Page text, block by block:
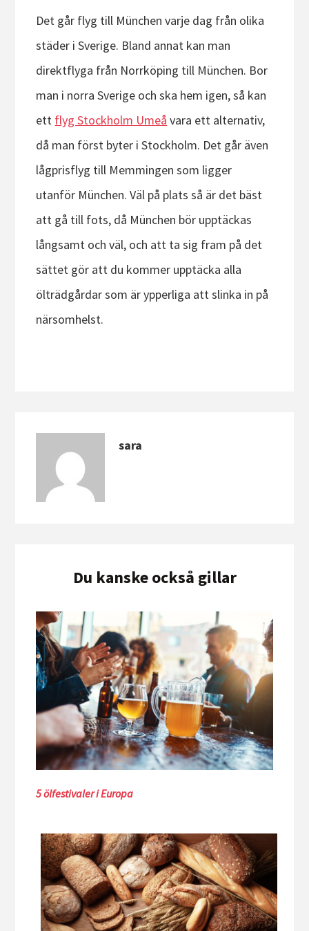
Det går flyg till München varje dag från olika
städer i Sverige. Bland annat kan man
direktflyga från Norrköping till München. Bor
man i norra Sverige och ska hem igen, så kan
ett flyg Stockholm Umeå vara ett alternativ,
då man först byter i Stockholm. Det går även
lågprisflyg till Memmingen som ligger
utanför München. Väl på plats så är det bäst
att gå till fots, då München bör upptäckas
långsamt och väl, och att ta sig fram på det
sättet gör att du kommer upptäcka alla
ölträdgårdar som är ypperliga att slinka in på
närsomhelst.
sara
Du kanske också gillar
5 ölfestivaler i Europa